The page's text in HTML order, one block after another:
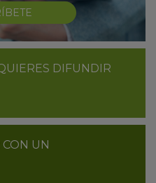
DIFUNDIR
CON UN